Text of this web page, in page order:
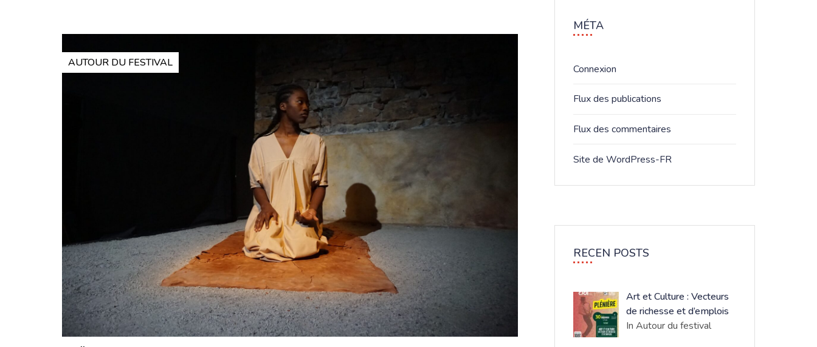
AUTOUR DU FESTIVAL
MÉTA
Connexion
Flux des publications
Flux des commentaires
Site de WordPress-FR
RECEN POSTS
Art et Culture : Vecteurs
de richesse et d’emplois
In Autour du festival